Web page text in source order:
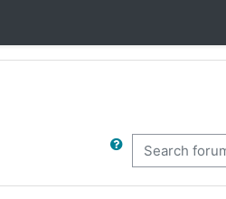
Search forums